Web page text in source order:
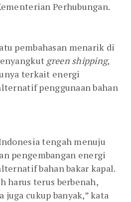
Perhubungan.
pembahasan menarik di
green shipping,
terkait energi
penggunaan bahan
tengah menuju
pengembangan energi
bahan bakar kapal.
harus terus berbenah,
juga cukup banyak,” kata